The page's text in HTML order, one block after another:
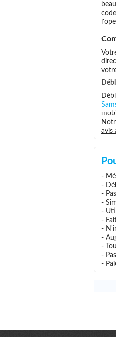
avis
-
-
-
-
-
-
-
-
-
-
-